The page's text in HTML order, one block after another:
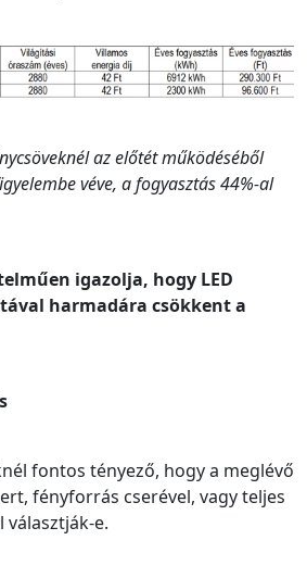
az előtét működéséből
véve, a fogyasztás 44%-al
igazolja, hogy LED
harmadára csökkent a
fontos tényező, hogy a meglévő
fényforrás cserével, vagy teljes
választják-e.